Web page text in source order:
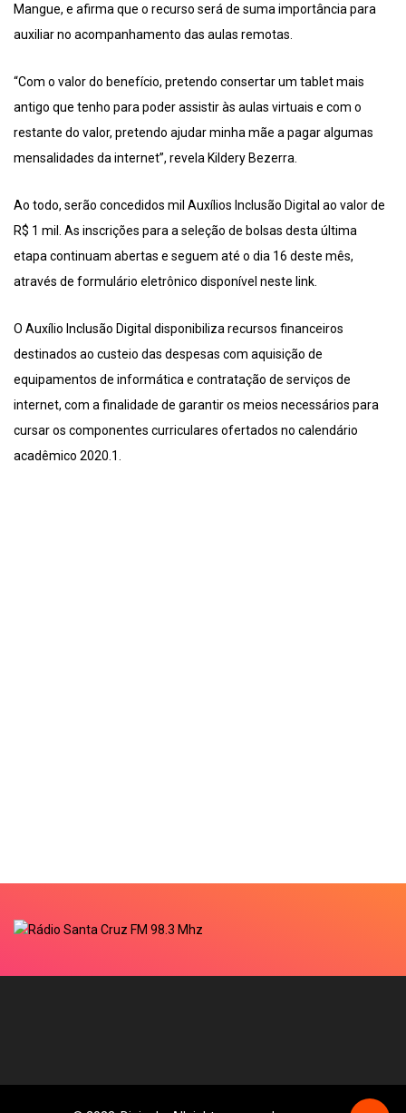
Mangue, e afirma que o recurso será de suma importância para
auxiliar no acompanhamento das aulas remotas.
“Com o valor do benefício, pretendo consertar um tablet mais
antigo que tenho para poder assistir às aulas virtuais e com o
restante do valor, pretendo ajudar minha mãe a pagar algumas
mensalidades da internet”, revela Kildery Bezerra.
Ao todo, serão concedidos mil Auxílios Inclusão Digital ao valor de
R$ 1 mil. As inscrições para a seleção de bolsas desta última
etapa continuam abertas e seguem até o dia 16 deste mês,
através de formulário eletrônico disponível neste link.
O Auxílio Inclusão Digital disponibiliza recursos financeiros
destinados ao custeio das despesas com aquisição de
equipamentos de informática e contratação de serviços de
internet, com a finalidade de garantir os meios necessários para
cursar os componentes curriculares ofertados no calendário
acadêmico 2020.1.